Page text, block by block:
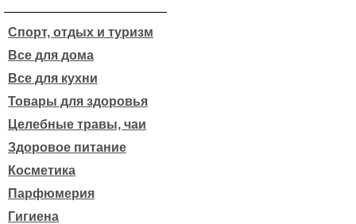
Спорт, отдых и туризм
Все для дома
Все для кухни
Товары для здоровья
Целебные травы, чаи
Здоровое питание
Косметика
Парфюмерия
Гигиена